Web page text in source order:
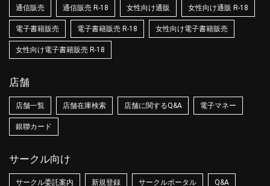
通信販売 通信販売 R-18 女性向け通販 女性向け通販 R-18
電子書籍販売 電子書籍販売 R-18 女性向け電子書籍販売
女性向け電子書籍販売 R-18
店舗
店舗一覧 店舗在庫検索 店舗に関するQ&A 電子マネー
銀聯カード
サークル向け
サークル委託案内 新規登録 サークルポータル Q&A